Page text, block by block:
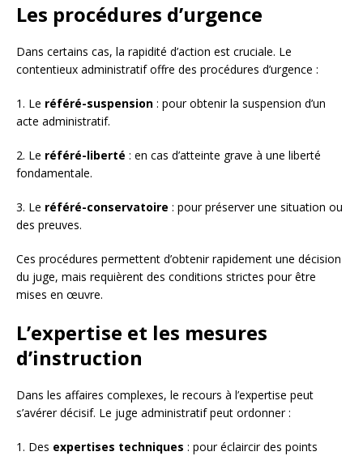
Les procédures d’urgence
Dans certains cas, la rapidité d’action est cruciale. Le
contentieux administratif offre des procédures d’urgence :
1. Le référé-suspension : pour obtenir la suspension d’un
acte administratif.
2. Le référé-liberté : en cas d’atteinte grave à une liberté
fondamentale.
3. Le référé-conservatoire : pour préserver une situation ou
des preuves.
Ces procédures permettent d’obtenir rapidement une décision
du juge, mais requièrent des conditions strictes pour être
mises en œuvre.
L’expertise et les mesures
d’instruction
Dans les affaires complexes, le recours à l’expertise peut
s’avérer décisif. Le juge administratif peut ordonner :
1. Des expertises techniques : pour éclaircir des points